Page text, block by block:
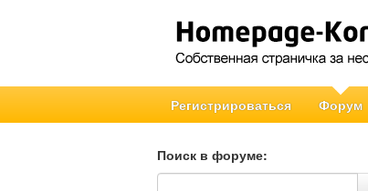
Регистрироваться Форум
Поиск в форуме:
Поиск в форуме